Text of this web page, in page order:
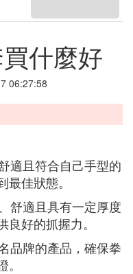
什麼好
06:27:58
適且符合自己手型的
佳狀態。
舒適且具有一定厚度
好的抓握力。
品牌的產品，確保拳